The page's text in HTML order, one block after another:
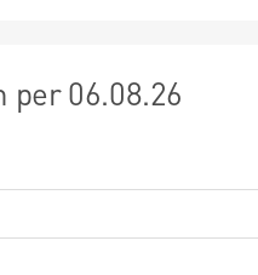
per 06.08.26